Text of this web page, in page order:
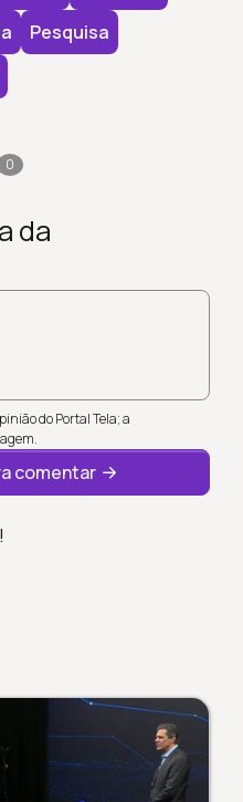
Pesquisa
0
da
do Portal Tela; a
comentar